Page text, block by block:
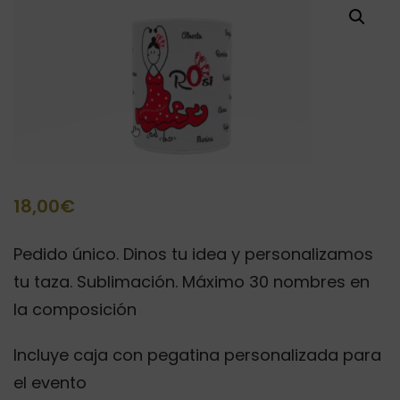
18,00€
Pedido único. Dinos tu idea y personalizamos
tu taza. Sublimación. Máximo 30 nombres en
la composición
Incluye caja con pegatina personalizada para
el evento